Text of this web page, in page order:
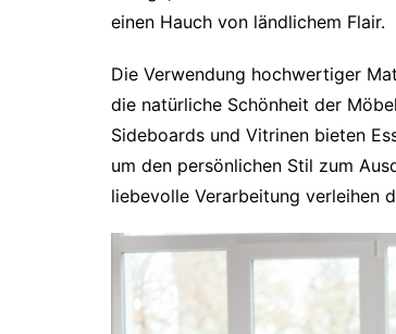
einen Hauch von ländlichem Flair.
Die Verwendung hochwertiger
die natürliche Schönheit der
Sideboards und Vitrinen bieten
um den persönlichen Stil zum
liebevolle Verarbeitung verleihen